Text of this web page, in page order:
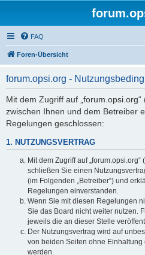
FAQ
Foren-Übersicht
forum.opsi.org -
Mit dem Zugriff auf
zwischen Ihnen und dem Betreiber
Regelungen geschlossen:
1. NUTZUNGSVERTRAG
Mit dem Zugriff auf
schließen Sie einen
(im Folgenden „Betreiber“) und
Regelungen einverstanden.
Wenn Sie mit diesen Regelungen
Sie das Board nicht weiter nutzen.
jeweils die an dieser Stelle
Der Nutzungsvertrag wird auf
von beiden Seiten ohne
werden.